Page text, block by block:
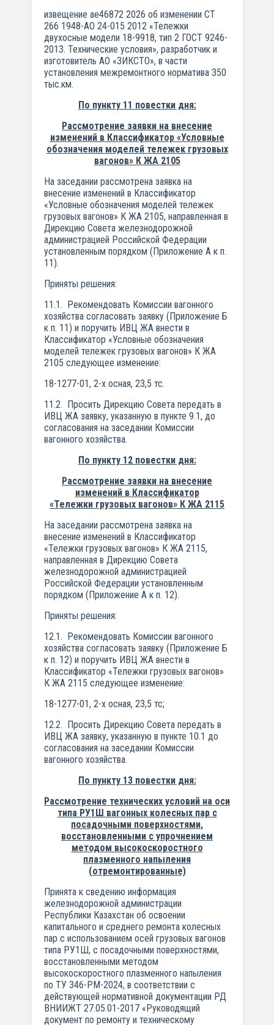
извещение ае46872 2026 об изменении СТ
266 1948-АО 24-015 2012 «Тележки
двухосные модели 18-9918, тип 2 ГОСТ 9246-
2013. Технические условия», разработчик и
изготовитель АО «ЗИКСТО», в части
установления межремонтного норматива 350
тыс.км.
По пункту 11 повестки дня:
Рассмотрение заявки на внесение
изменений в Классификатор «Условные
обозначения моделей тележек грузовых
вагонов» К ЖА 2105
На заседании рассмотрена заявка на
внесение изменений в Классификатор
«Условные обозначения моделей тележек
грузовых вагонов» К ЖА 2105, направленная в
Дирекцию Совета железнодорожной
администрацией Российской Федерации
установленным порядком (Приложение А к п.
11).
Приняты решения:
11.1. Рекомендовать Комиссии вагонного
хозяйства согласовать заявку (Приложение Б
к п. 11) и поручить ИВЦ ЖА внести в
Классификатор «Условные обозначения
моделей тележек грузовых вагонов» К ЖА
2105 следующее изменение:
18-1277-01, 2-х осная, 23,5 тс.
11.2. Просить Дирекцию Совета передать в
ИВЦ ЖА заявку, указанную в пункте 9.1, до
согласования на заседании Комиссии
вагонного хозяйства.
По пункту 12 повестки дня:
Рассмотрение заявки на внесение
изменений в Классификатор
«Тележки грузовых вагонов» К ЖА 2115
На заседании рассмотрена заявка на
внесение изменений в Классификатор
«Тележки грузовых вагонов» К ЖА 2115,
направленная в Дирекцию Совета
железнодорожной администрацией
Российской Федерации установленным
порядком (Приложение А к п. 12).
Приняты решения:
12.1. Рекомендовать Комиссии вагонного
хозяйства согласовать заявку (Приложение Б
к п. 12) и поручить ИВЦ ЖА внести в
Классификатор «Тележки грузовых вагонов»
К ЖА 2115 следующее изменение:
18-1277-01, 2-х осная, 23,5 тс;
12.2. Просить Дирекцию Совета передать в
ИВЦ ЖА заявку, указанную в пункте 10.1 до
согласования на заседании Комиссии
вагонного хозяйства.
По пункту 13 повестки дня:
Рассмотрение технических условий на оси
типа РУ1Ш вагонных колесных пар с
посадочными поверхностями,
восстановленными с упрочнением
методом высокоскоростного
плазменного напыления
(отремонтированные)
Принята к сведению информация
железнодорожной администрации
Республики Казахстан об освоении
капитального и среднего ремонта колесных
пар с использованием осей грузовых вагонов
типа РУ1Ш, с посадочными поверхностями,
восстановленными методом
высокоскоростного плазменного напыления
по ТУ 346-РМ-2024, в соответствии с
действующей нормативной документации РД
ВНИИЖТ 27.05.01-2017 «Руководящий
документ по ремонту и техническому